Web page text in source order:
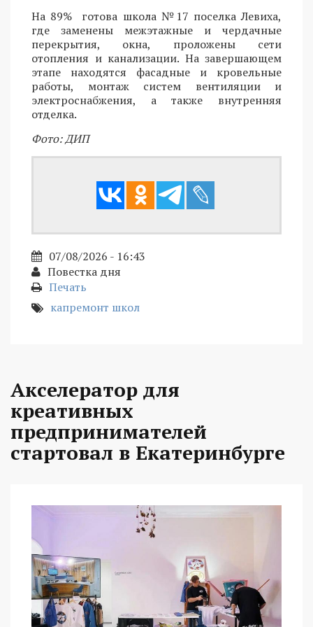
На 89% готова школа №17 поселка Левиха,
где заменены межэтажные и чердачные
перекрытия, окна, проложены сети
отопления и канализации. На завершающем
этапе находятся фасадные и кровельные
работы, монтаж систем вентиляции и
электроснабжения, а также внутренняя
отделка.
Фото: ДИП
07/08/2026 - 16:43
Повестка дня
Печать
капремонт школ
Акселератор для
креативных
предпринимателей
стартовал в Екатеринбурге